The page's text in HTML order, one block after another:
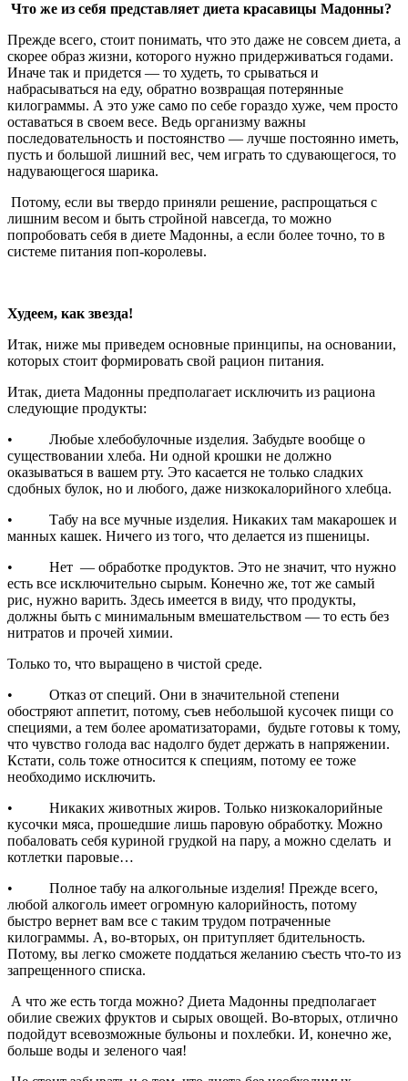
Что же из себя представляет диета красавицы Мадонны?
Прежде всего, стоит понимать, что это даже не совсем диета, а
скорее образ жизни, которого нужно придерживаться годами.
Иначе так и придется — то худеть, то срываться и
набрасываться на еду, обратно возвращая потерянные
килограммы. А это уже само по себе гораздо хуже, чем просто
оставаться в своем весе. Ведь организму важны
последовательность и постоянство — лучше постоянно иметь,
пусть и большой лишний вес, чем играть то сдувающегося, то
надувающегося шарика.
Потому, если вы твердо приняли решение, распрощаться с
лишним весом и быть стройной навсегда, то можно
попробовать себя в диете Мадонны, а если более точно, то в
системе питания поп-королевы.
Худеем, как звезда!
Итак, ниже мы приведем основные принципы, на основании,
которых стоит формировать свой рацион питания.
Итак, диета Мадонны предполагает исключить из рациона
следующие продукты:
• Любые хлебобулочные изделия. Забудьте вообще о
существовании хлеба. Ни одной крошки не должно
оказываться в вашем рту. Это касается не только сладких
сдобных булок, но и любого, даже низкокалорийного хлебца.
• Табу на все мучные изделия. Никаких там макарошек и
манных кашек. Ничего из того, что делается из пшеницы.
• Нет — обработке продуктов. Это не значит, что нужно
есть все исключительно сырым. Конечно же, тот же самый
рис, нужно варить. Здесь имеется в виду, что продукты,
должны быть с минимальным вмешательством — то есть без
нитратов и прочей химии.
Только то, что выращено в чистой среде.
• Отказ от специй. Они в значительной степени
обостряют аппетит, потому, съев небольшой кусочек пищи со
специями, а тем более ароматизаторами, будьте готовы к тому,
что чувство голода вас надолго будет держать в напряжении.
Кстати, соль тоже относится к специям, потому ее тоже
необходимо исключить.
• Никаких животных жиров. Только низкокалорийные
кусочки мяса, прошедшие лишь паровую обработку. Можно
побаловать себя куриной грудкой на пару, а можно сделать и
котлетки паровые…
• Полное табу на алкогольные изделия! Прежде всего,
любой алкоголь имеет огромную калорийность, потому
быстро вернет вам все с таким трудом потраченные
килограммы. А, во-вторых, он притупляет бдительность.
Потому, вы легко сможете поддаться желанию съесть что-то из
запрещенного списка.
А что же есть тогда можно? Диета Мадонны предполагает
обилие свежих фруктов и сырых овощей. Во-вторых, отлично
подойдут всевозможные бульоны и похлебки. И, конечно же,
больше воды и зеленого чая!